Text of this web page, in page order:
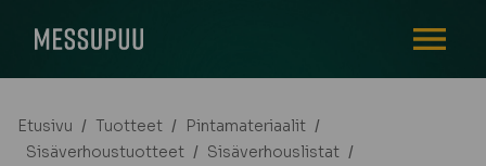
Etusivu / Tuotteet / Pintamateriaalit /
Sisäverhoustuotteet / Sisäverhouslistat /